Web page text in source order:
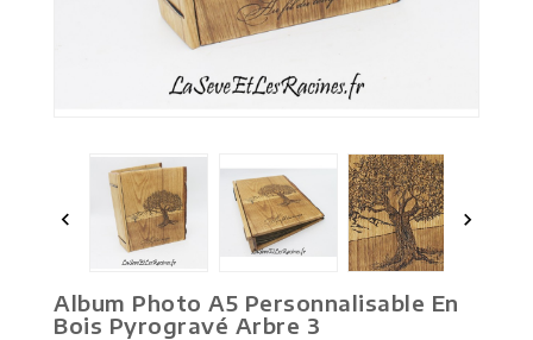
 
Album Photo A5 Personnalisable En
Bois Pyrogravé Arbre 3